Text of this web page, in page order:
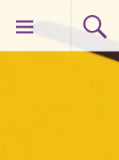
Skip
to
content